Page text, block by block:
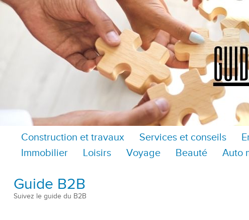
Construction et travaux Services et conseils
Immobilier
Loisirs Voyage Beauté Auto
Guide B2B
Suivez le guide du B2B